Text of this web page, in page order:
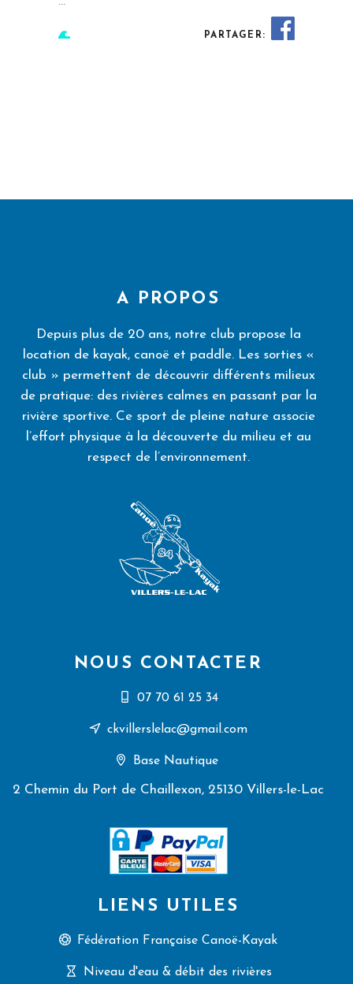
PARTAGER:
A PROPOS
Depuis plus de 20 ans, notre club propose la
location de kayak, canoë et paddle. Les sorties «
club » permettent de découvrir différents milieux
de pratique: des rivières calmes en passant par la
rivière sportive. Ce sport de pleine nature associe
l’effort physique à la découverte du milieu et au
respect de l’environnement.
NOUS CONTACTER
07 70 61 25 34
ckvillerslelac@gmail.com
Base Nautique
2 Chemin du Port de Chaillexon, 25130 Villers-le-Lac
LIENS UTILES
Fédération Française Canoë-Kayak
Niveau d'eau & débit des rivières